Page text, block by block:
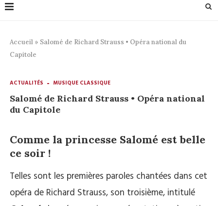
Accueil » Salomé de Richard Strauss • Opéra national du
Capitole
ACTUALITÉS MUSIQUE CLASSIQUE
Salomé de Richard Strauss • Opéra national
du Capitole
Comme la princesse Salomé est belle
ce soir !
Telles sont les premières paroles chantées dans cet
opéra de Richard Strauss, son troisième, intitulé